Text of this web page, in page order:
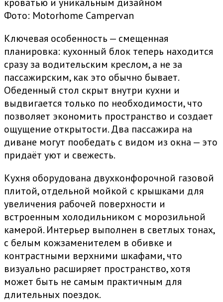
Фото: Motorhome Campervan
Ключевая особенность — смещенная
планировка: кухонный блок теперь находится
сразу за водительским креслом, а не за
пассажирским, как это обычно бывает.
Обеденный стол скрыт внутри кухни и
выдвигается только по необходимости, что
позволяет экономить пространство и создает
ощущение открытости. Два пассажира на
диване могут пообедать с видом из окна — это
придаёт уют и свежесть.
Кухня оборудована двухконфорочной газовой
плитой, отдельной мойкой с крышками для
увеличения рабочей поверхности и
встроенным холодильником с морозильной
камерой. Интерьер выполнен в светлых тонах,
с белым кожзаменителем в обивке и
контрастными верхними шкафами, что
визуально расширяет пространство, хотя
может быть не самым практичным для
длительных поездок.